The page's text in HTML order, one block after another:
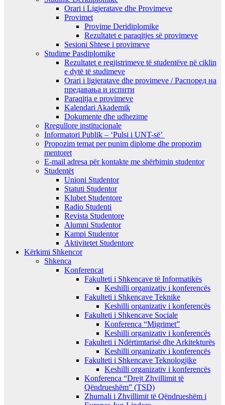
Orari i Ligjeratave dhe Provimeve
Provimet
Provime Deridiplomike
Rezultatet e paraqitjes së provimeve
Sesioni Shtese i provimeve
Studime Pasdiplomike
Rezultatet e regjistrimeve të studentëve në ciklin
e dytë të studimeve
Orari i ligjeratave dhe provimeve / Распоред на
предавањa и испити
Paraqitja e provimeve
Kalendari Akademik
Dokumente dhe udhezime
Rregullore institucionale
Informatori Publik – ‘Pulsi i UNT-së’
Propozim temat per punim diplome dhe propozim
mentoret
E-mail adresa për kontakte me shërbimin studentor
Studentët
Unioni Studentor
Statuti Studentor
Klubet Studentore
Radio Studenti
Revista Studentore
Alumni Studentor
Kampi Studentor
Aktivitetet Studentore
Kërkimi Shkencor
Shkenca
Konferencat
Fakulteti i Shkencave të Informatikës
Keshilli organizativ i konferencës
Fakulteti i Shkencave Teknike
Keshilli organizativ i konferencës
Fakulteti i Shkencave Sociale
Konferenca “Migrimet”
Keshilli organizativ i konferencës
Fakulteti i Ndërtimtarisë dhe Arkitekturës
Keshilli organizativ i konferencës
Fakulteti i Shkencave Teknologjike
Keshilli organizativ i konferencës
Konferenca “Drejt Zhvillimit të
Qëndrueshëm” (TSD)
Zhurnali i Zhvillimit të Qëndrueshëm i